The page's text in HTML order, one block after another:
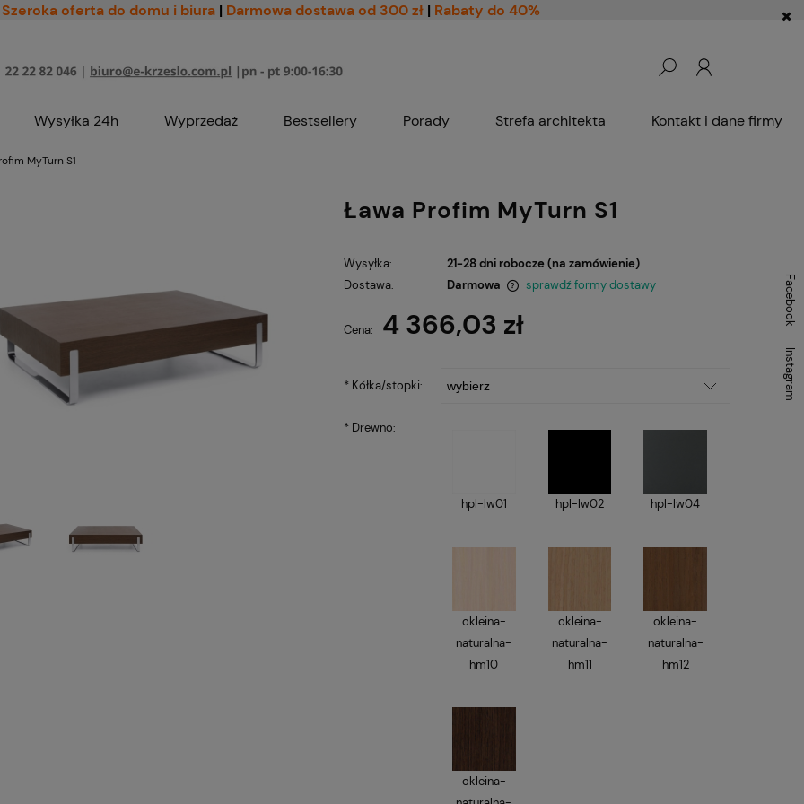
oferta do domu i biura | Darmowa dostawa od 300 zł | Rabaty do 40%
Wysyłka 24h Wyprzedaż Bestsellery Porady Strefa architekta Kontakt i dane firmy
MyTurn S1
Ława Profim MyTurn S1
Wysyłka:
21-28 dni robocze (na zamówienie)
Dostawa:
Darmowa
Cena nie zawiera ewentualnych kosztów
sprawdź formy dostawy
Cena: 4 366,03 zł
* Kółka/stopki:
* Drewno:
hpl-lw01 hpl-lw02 hpl-lw04
okleina-
naturalna-
hm10
okleina-
naturalna-
hm11
okleina-
naturalna-
hm12
okleina-
Facebook
Instagram